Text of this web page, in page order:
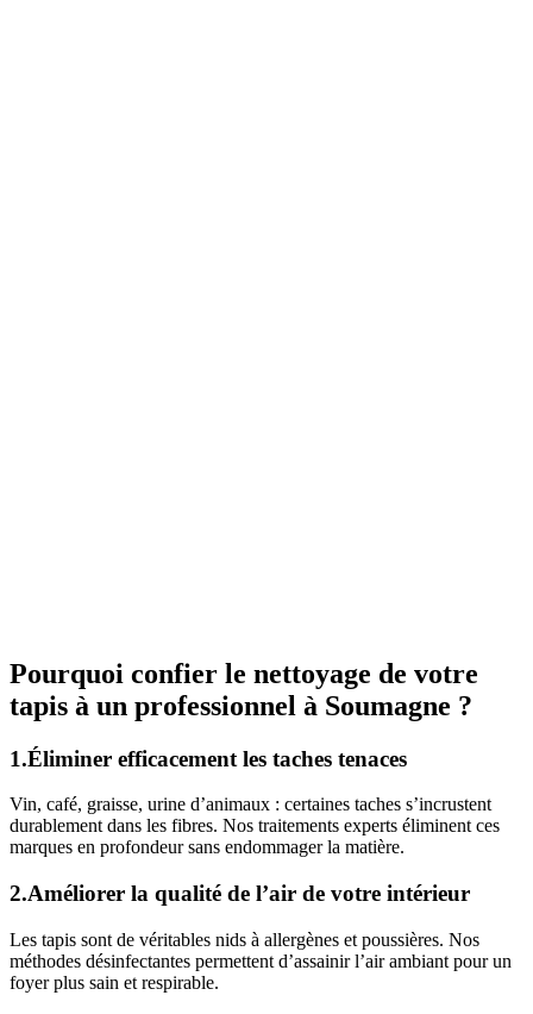
Pourquoi confier le nettoyage de votre
tapis à un professionnel à Soumagne ?
1.Éliminer efficacement les taches tenaces
Vin, café, graisse, urine d’animaux : certaines taches s’incrustent
durablement dans les fibres. Nos traitements experts éliminent ces
marques en profondeur sans endommager la matière.
2.Améliorer la qualité de l’air de votre intérieur
Les tapis sont de véritables nids à allergènes et poussières. Nos
méthodes désinfectantes permettent d’assainir l’air ambiant pour un
foyer plus sain et respirable.